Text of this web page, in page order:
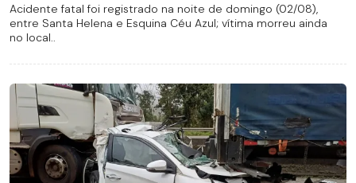
Acidente fatal foi registrado na noite de domingo (02/08),
entre Santa Helena e Esquina Céu Azul; vítima morreu ainda
no local..